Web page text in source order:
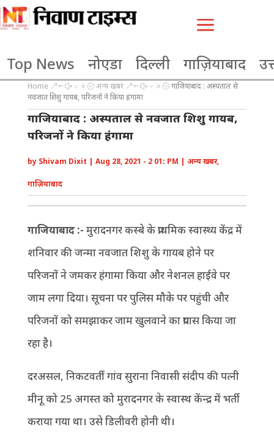
a
Top News नोएडा दिल्ली गाज़ियाबाद
Home &#x39; अन्य खबर &#x39; गाजियाबाद : अस्पताल से
नवजात शिशु गायब, परिजनों ने किया हंगामा
गाजियाबाद : अस्पताल से नवजात शिशु गायब,
परिजनों ने किया हंगामा
by Shivam Dixit | Aug 28, 2021 - 2 01: PM | अन्य खबर,
गाज़ियाबाद
गाजियाबाद :- मुरादनगर कस्बे के प्राथमिक स्वास्थ्य केंद्र में
शनिवार की जन्मा नवजात शिशु के गायब होने पर
परिजनों ने जमकर हंगामा किया और नेशनल हाईवे पर
जाम लगा दिया। सूचना पर पुलिस मौके पर पहुंची और
परिजनों को समझाकर जाम खुलवाने का प्रयास किया जा
रहा है।
दरअसल, निकटवर्ती गांव सुराना निवासी संदीप की पत्नी
मीनू को 25 अगस्त को मुरादनगर के स्वास्थ केंन्द्र में भर्ती
कराया गया था। उसे डिलीवरी होनी थी।